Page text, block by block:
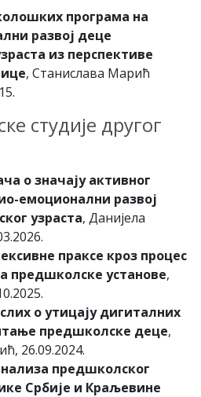
програма на
развој деце
из перспективе
, Станислава Марић
студије другог
о значају активног
емоционални развој
узраста, Данијела
праксе кроз процес
предшколске установе,
о утицају дигиталних
предшколске деце,
26.09.2024.
предшколског
Србије и Краљевине